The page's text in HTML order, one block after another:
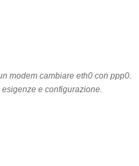
modem cambiare eth0 con ppp0.
e configurazione.